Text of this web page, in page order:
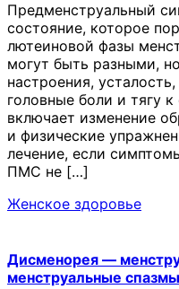
Предменструальный
состояние, которое
лютеиновой фазы
могут быть разными,
настроения,
головные боли и тягу
включает изменение
и физические
лечение, если
ПМС не […]
Женское здоровье
Дисменорея —
менструальные